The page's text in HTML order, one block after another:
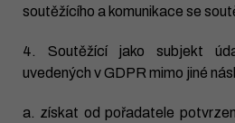
soutěžícího a komunikace se
4. Soutěžící jako subjekt
uvedených v GDPR mimo jiné
a. získat od pořadatele